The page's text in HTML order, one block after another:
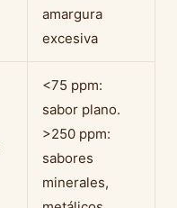
amargura
excesiva
<75 ppm:
sabor plano.
>250 ppm:
sabores
minerales,